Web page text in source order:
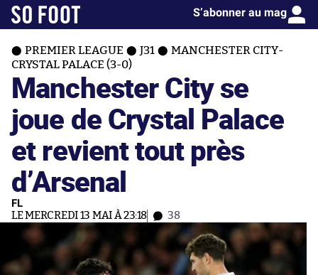
S’abonner au mag
PREMIER LEAGUE J31
MANCHESTER CITY-
CRYSTAL PALACE (3-0)
Manchester City se
joue de Crystal Palace
et revient tout près
d’Arsenal
FL
LE MERCREDI 13 MAI À 23:18 38